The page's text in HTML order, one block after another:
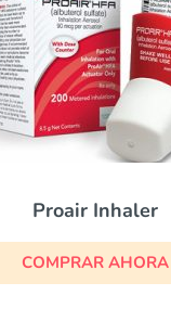
Proair Inhaler
COMPRAR AHORA